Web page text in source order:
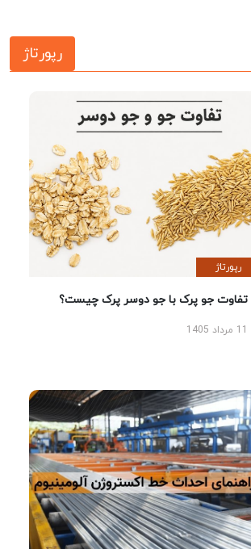
رپورتاژ
رپورتاژ
تفاوت جو پرک با جو دوسر پرک چیست؟